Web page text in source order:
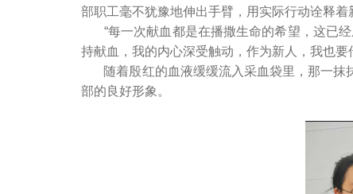
部职工毫不犹豫地伸出手臂，用实际行动诠释着
“每一次献血都是在播撒生命的希望，这已经
持献血，我的内心深受触动，作为新人，我也要
随着殷红的血液缓缓流入采血袋里，那一抹抹
部的良好形象。